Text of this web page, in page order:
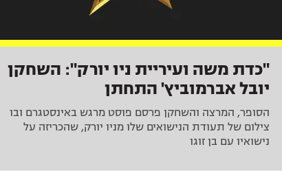
"כדת משה ועיריית ניו יורק": השחקן
יובל אברמוביץ' התחתן
הסופר, המרצה והשחקן פרסם פוסט מרגש באינסטגרם ובו
צילום של תעודת הנישואים שלו מניו יורק, שהכריזה על
נישואיו עם בן זוגו